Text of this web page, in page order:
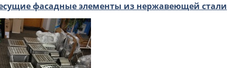
фасадные элементы из нержавеющей стали